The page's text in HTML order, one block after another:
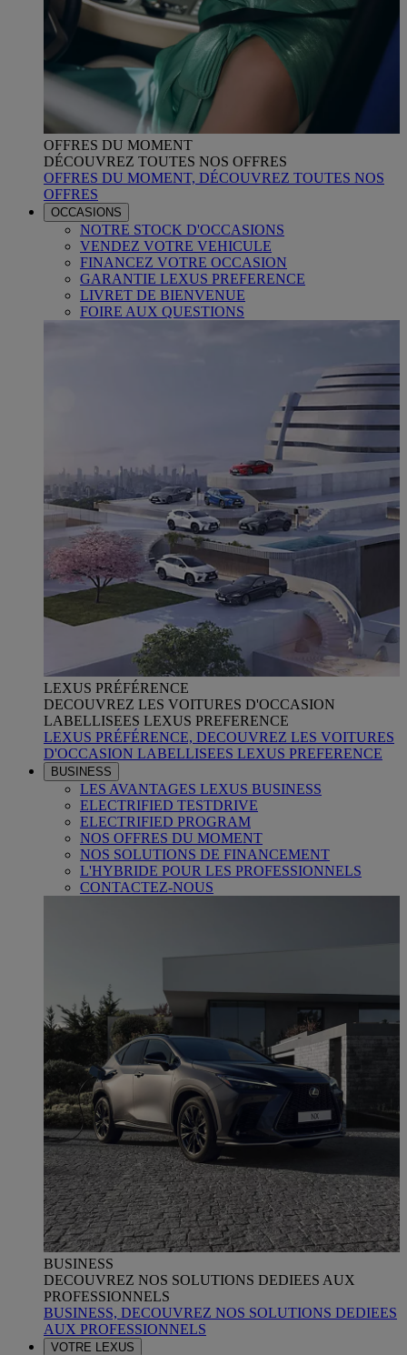
OFFRES DU MOMENT
DÉCOUVREZ TOUTES NOS OFFRES
OFFRES DU MOMENT, DÉCOUVREZ TOUTES NOS
OFFRES
OCCASIONS
NOTRE STOCK D'OCCASIONS
VENDEZ VOTRE VEHICULE
FINANCEZ VOTRE OCCASION
GARANTIE LEXUS PREFERENCE
LIVRET DE BIENVENUE
FOIRE AUX QUESTIONS
LEXUS PRÉFÉRENCE
DECOUVREZ LES VOITURES D'OCCASION
LABELLISEES LEXUS PREFERENCE
LEXUS PRÉFÉRENCE, DECOUVREZ LES VOITURES
D'OCCASION LABELLISEES LEXUS PREFERENCE
BUSINESS
LES AVANTAGES LEXUS BUSINESS
ELECTRIFIED TESTDRIVE
ELECTRIFIED PROGRAM
NOS OFFRES DU MOMENT
NOS SOLUTIONS DE FINANCEMENT
L'HYBRIDE POUR LES PROFESSIONNELS
CONTACTEZ-NOUS
BUSINESS
DECOUVREZ NOS SOLUTIONS DEDIEES AUX
PROFESSIONNELS
BUSINESS, DECOUVREZ NOS SOLUTIONS DEDIEES
AUX PROFESSIONNELS
VOTRE LEXUS